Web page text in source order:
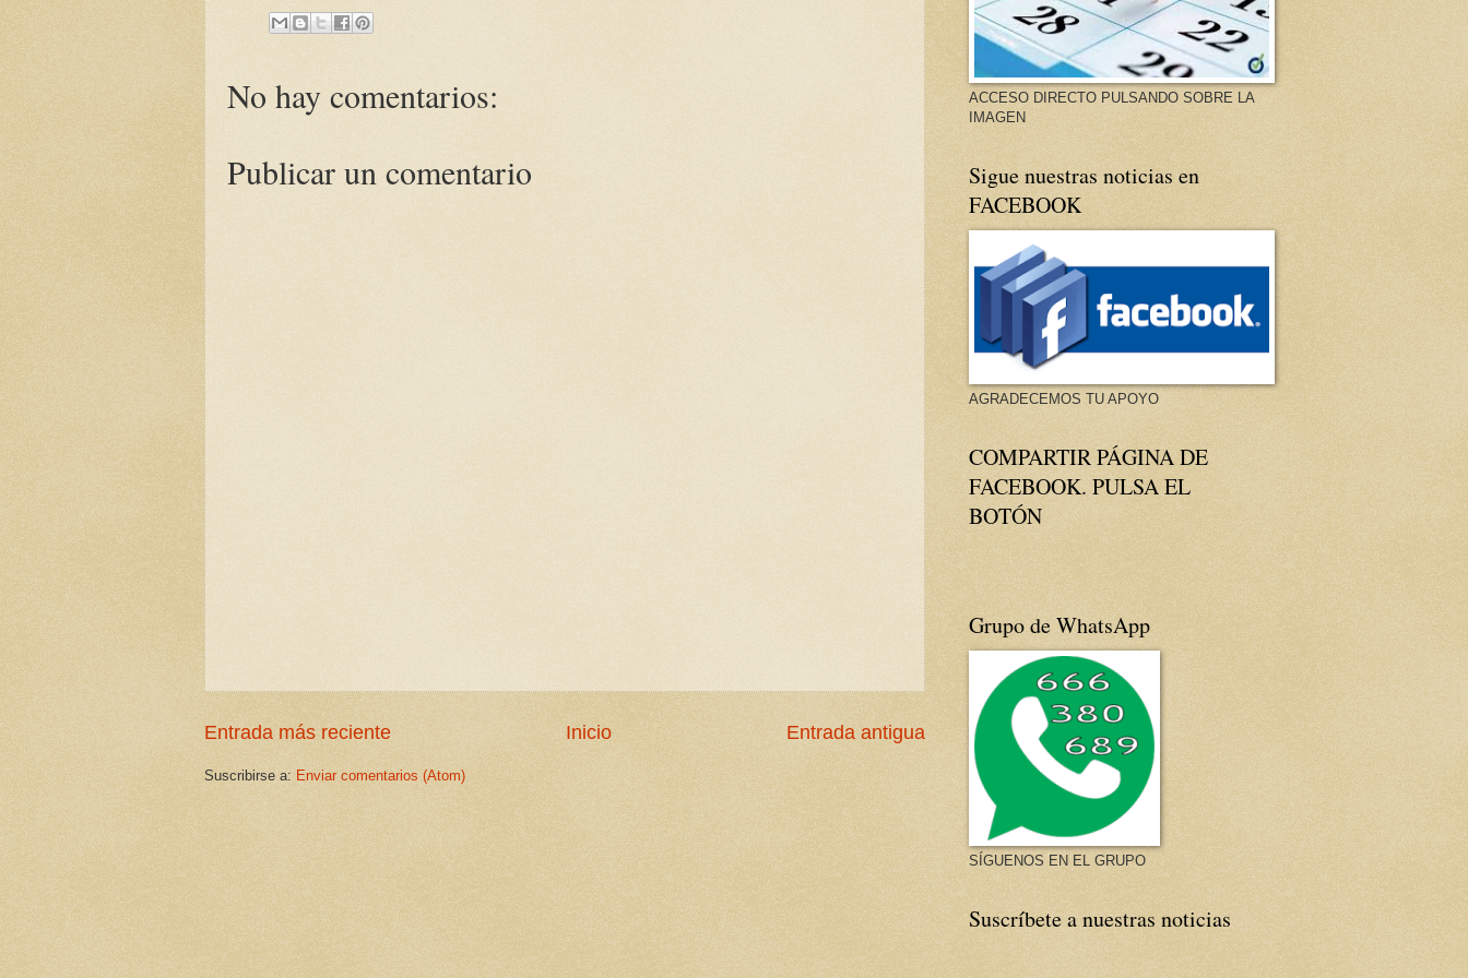
No hay comentarios:
Publicar un comentario
Entrada más reciente Entrada antigua
Inicio
Suscribirse a: Enviar comentarios (Atom)
ACCESO DIRECTO PULSANDO SOBRE LA
IMAGEN
Sigue nuestras noticias en
FACEBOOK
AGRADECEMOS TU APOYO
COMPARTIR PÁGINA DE
FACEBOOK. PULSA EL
BOTÓN
Grupo de WhatsApp
SÍGUENOS EN EL GRUPO
Suscríbete a nuestras noticias